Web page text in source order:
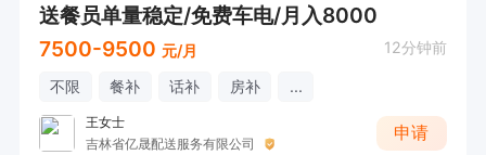
送餐员单量稳定/免费车电/月入8000
7500-9500 元/月 12分钟前
不限 餐补 话补 房补 ...
王女士
吉林省亿晟配送服务有限公司
申请